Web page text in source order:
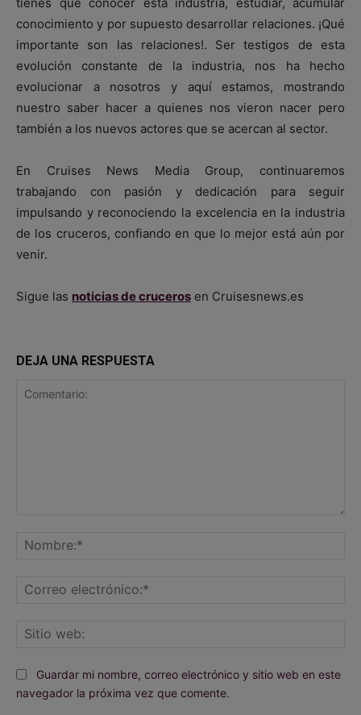
conocimiento y por supuesto desarrollar relaciones. ¡Qué
importante son las relaciones!. Ser testigos de esta
evolución constante de la industria, nos ha hecho
evolucionar a nosotros y aquí estamos, mostrando
nuestro saber hacer a quienes nos vieron nacer pero
también a los nuevos actores que se acercan al sector.
En Cruises News Media Group, continuaremos
trabajando con pasión y dedicación para seguir
impulsando y reconociendo la excelencia en la industria
de los cruceros, confiando en que lo mejor está aún por
venir.
Sigue las noticias de cruceros en Cruisesnews.es
DEJA UNA RESPUESTA
Guardar mi nombre, correo electrónico y sitio web en este
navegador la próxima vez que comente.